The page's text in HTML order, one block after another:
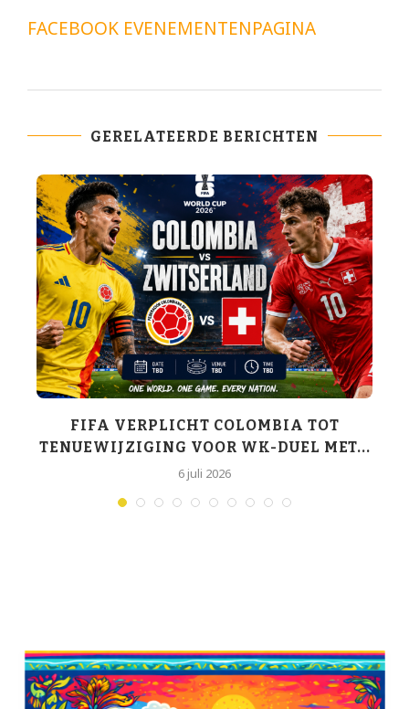
FACEBOOK EVENEMENTENPAGINA
GERELATEERDE BERICHTEN
FIFA VERPLICHT COLOMBIA TOT
TENUEWIJZIGING VOOR WK-DUEL MET...
6 juli 2026